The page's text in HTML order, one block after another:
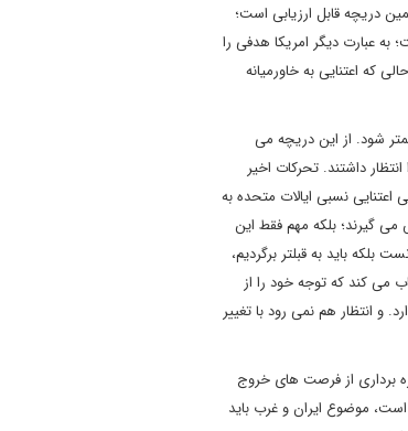
دریچه قابل ارزیابی است؛
به عبارت دیگر امریکا هدفی را
که اعتنایی به خاورمیانه
شود. از این دریچه می
داشتند. تحرکات اخیر
نسبی ایالات متحده به
گیرند؛ بلکه مهم فقط این
بلکه باید به قبلتر برگردیم،
می کند که توجه خود را از
و انتظار هم نمی رود با تغییر
برداری از فرصت های خروج
است، موضوع ایران و غرب باید